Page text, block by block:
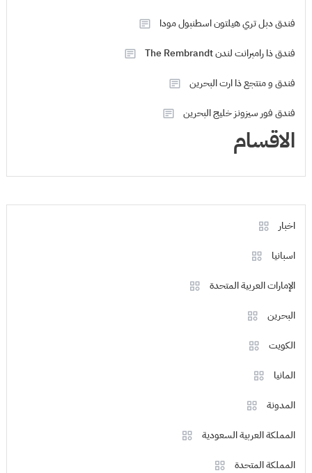
فندق دبل تري هيلتون اسطنبول مودا
فندق ذا رامبرانت لندن The Rembrandt
فندق و منتجع ذا ارت البحرين
فندق فور سيزونز خليج البحرين
الاقسام
اخبار
اسبانيا
الإمارات العربية المتحدة
البحرين
الكويت
المانيا
المدونة
المملكة العربية السعودية
المملكة المتحدة